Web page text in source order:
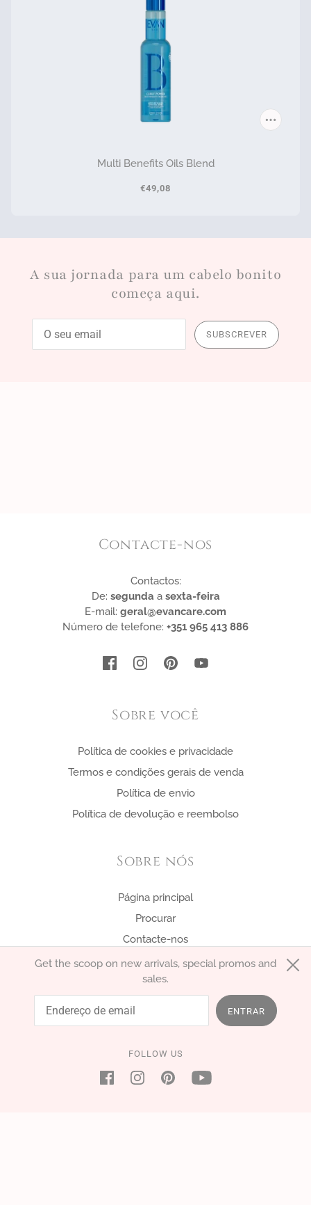
Multi Benefits Oils Blend
€49,08
A sua jornada para um cabelo bonito
começa aqui.
SUBSCREVER
Contacte-nos
Contactos:
De: segunda a sexta-feira
E-mail: geral@evancare.com
Número de telefone: +351 965 413 886
Sobre você
Política de cookies e privacidade
Termos e condições gerais de venda
Política de envio
Política de devolução e reembolso
Sobre nós
Página principal
Procurar
Contacte-nos
Get the scoop on new arrivals, special promos and
sales.
ENTRAR
FOLLOW US